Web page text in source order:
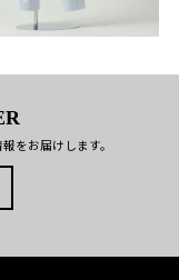
をお届けします。